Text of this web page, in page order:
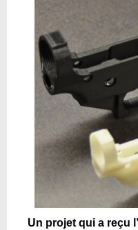
Un projet qui a reçu